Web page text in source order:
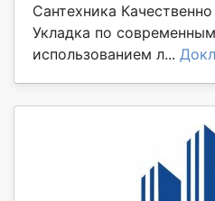
Сантехника
Укладка по
использованием л...